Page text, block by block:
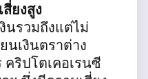
ยงสูง
นรวมถึงแต่ไม่
นเงินตราต่าง
คริปโตเคอเรนซี